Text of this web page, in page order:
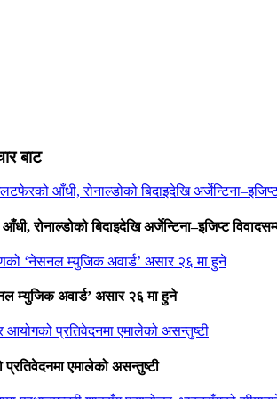
बाट
रोनाल्डोको बिदाइदेखि अर्जेन्टिना–इजिप्ट
म्युजिक अवार्ड’ असार २६ मा हुने
एमालेको असन्तुष्टी